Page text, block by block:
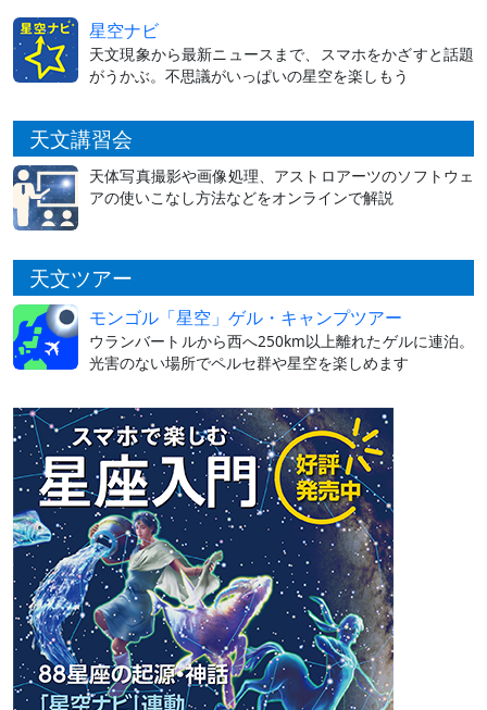
星空ナビ
天文現象から最新ニュースまで、スマホをかざすと話題
がうかぶ。不思議がいっぱいの星空を楽しもう
天文講習会
天体写真撮影や画像処理、アストロアーツのソフトウェ
アの使いこなし方法などをオンラインで解説
天文ツアー
モンゴル「星空」ゲル・キャンプツアー
ウランバートルから西へ250km以上離れたゲルに連泊。
光害のない場所でペルセ群や星空を楽しめます